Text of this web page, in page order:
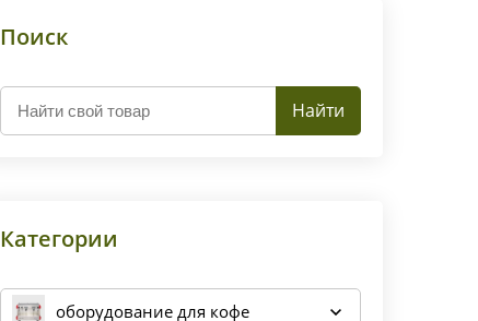
Поиск
Найти
Категории
оборудование для кофе